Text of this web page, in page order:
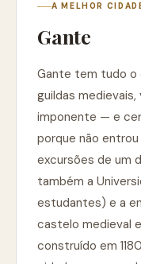
A MELHOR
Gante
Gante tem tudo o
guildas medievais,
imponente — e
porque não
excursões de um
também a
estudantes) e a
castelo medieval
construído em